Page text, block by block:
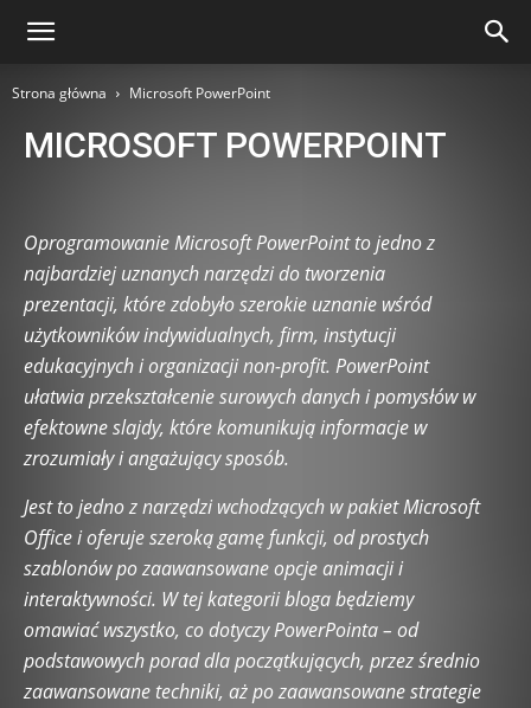
Strona główna Microsoft PowerPoint
MICROSOFT POWERPOINT
Automatyzacja w domu (Smart Home)
Bazy danych
Big Data i analizy danych
Blockchain i kryptowaluty
Chmura obliczeniowa
Cloud Security
Cyberatak i ochrona danych
Cyberbezpieczeństwo
Cyberhigiena
Cyberpsychologia
E-commerce i technologie
Edukacja technologiczna
Eksperymenty technologiczne
Etyka technologii
Fakty i Mity
Gadżety technologiczne
Game Development
Green IT
Hackathon i konkursy IT
Hardware retro i klasyczne technologie
Historia Internetu
Historia technologii
Hosting i domeny
Inne tematy
Innowacje i trendy przyszłości
Internet rzeczy (IoT)
Kariera i rozwój w branży IT
Kultura cyfrowa
Low-Code i No-Code
Microsoft Excel
Microsoft PowerPoint
Microsoft Word
Nowoczesne technologie w biznesie
Odkryj świat AI
Open Source
Podcasting i streaming
Oprogramowanie Microsoft PowerPoint to jedno z
najbardziej uznanych narzędzi do tworzenia
prezentacji, które zdobyło szerokie uznanie wśród
użytkowników indywidualnych, firm, instytucji
edukacyjnych i organizacji non-profit. PowerPoint
ułatwia przekształcenie surowych danych i pomysłów w
efektowne slajdy, które komunikują informacje w
zrozumiały i angażujący sposób.
Jest to jedno z narzędzi wchodzących w pakiet Microsoft
Office i oferuje szeroką gamę funkcji, od prostych
szablonów po zaawansowane opcje animacji i
interaktywności. W tej kategorii bloga będziemy
omawiać wszystko, co dotyczy PowerPointa – od
podstawowych porad dla początkujących, przez średnio
zaawansowane techniki, aż po zaawansowane strategie